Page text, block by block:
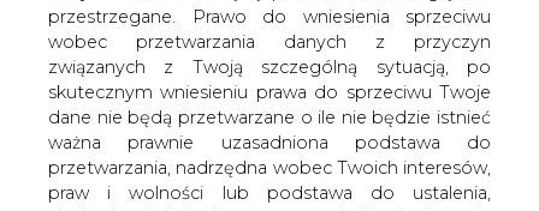
przestrzegane. Prawo do wniesienia sprzeciwu
wobec przetwarzania danych z przyczyn
związanych z Twoją szczególną sytuacją, po
skutecznym wniesieniu prawa do sprzeciwu Twoje
dane nie będą przetwarzane o ile nie będzie istnieć
ważna prawnie uzasadniona podstawa do
przetwarzania, nadrzędna wobec Twoich interesów,
praw i wolności lub podstawa do ustalenia,
Jak poinformował &#8222;Dziennik
Gazeta Prawna&#8221;, oprócz Taurona,
również GDF zainteresowany jest
nabyciem polskiej części Vattenfalla.
Pomimo, że Grzegorz Górski, szef GDF w Polsce, nie
chciał skomentować tych wiadomości, DGP przypomina,